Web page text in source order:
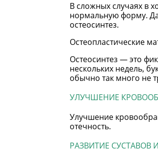
В сложных случаях в
нормальную форму.
остеосинтез.
Остеопластические
Остеосинтез — это
нескольких недель,
обычно так много не
УЛУЧШЕНИЕ
Улучшение
отечность.
РАЗВИТИЕ